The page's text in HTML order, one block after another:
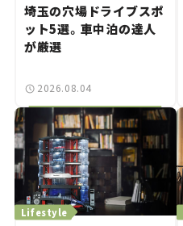
埼玉の穴場ドライブスポ
ット5選。車中泊の達人
が厳選
2026.08.04
Lifestyle